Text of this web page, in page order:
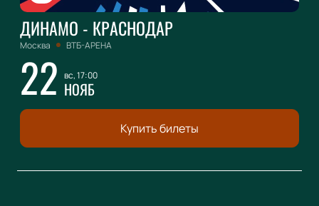
ДИНАМО - КРАСНОДАР
Москва ВТБ-АРЕНА
22 вс, 17:00
НОЯБ
Купить билеты